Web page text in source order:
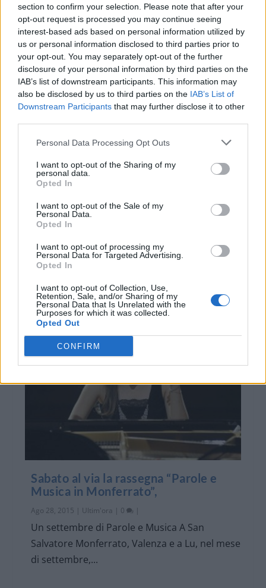
section to confirm your selection. Please note that after your
opt-out request is processed you may continue seeing
interest-based ads based on personal information utilized by
us or personal information disclosed to third parties prior to
your opt-out. You may separately opt-out of the further
disclosure of your personal information by third parties on the
IAB’s list of downstream participants. This information may
also be disclosed by us to third parties on the IAB’s List of
Downstream Participants that may further disclose it to other
Personal Data Processing Opt Outs
I want to opt-out of the Sharing of my
personal data.
Opted In
I want to opt-out of the Sale of my
Personal Data.
Opted In
I want to opt-out of processing my
Personal Data for Targeted Advertising.
Opted In
I want to opt-out of Collection, Use,
Retention, Sale, and/or Sharing of my
Personal Data that Is Unrelated with the
Purposes for which it was collected.
Opted Out
CONFIRM
Il Monferrato sarà all’Expo di Milano
per 10 giorni. Tutto il programma
Set 2, 2015|Valenza-Casale|0 |
Nella splendida cornice della Galleria
Meravigli, cuore di Milano a pochi passi da
Expo Gate, per...
Sabato al via la rassegna “Parole e
Musica in Monferrato”,
Ago 28, 2015 Ultim'ora 0
Un settembre di Parole e Musica A San
Salvatore Monferrato, Valenza e a Lu, nel mese
di settembre,...